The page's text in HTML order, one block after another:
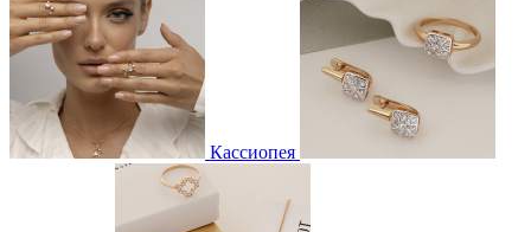
Кассиопея